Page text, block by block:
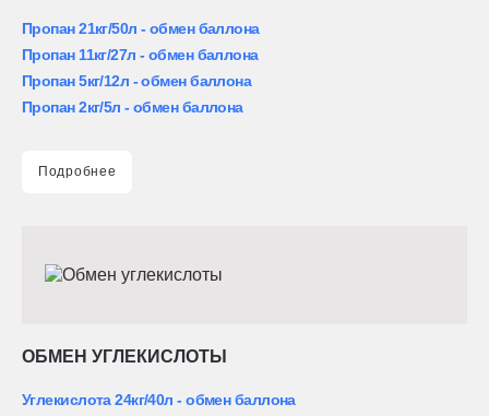
Пропан 21кг/50л - обмен баллона
Пропан 11кг/27л - обмен баллона
Пропан 5кг/12л - обмен баллона
Пропан 2кг/5л - обмен баллона
Подробнее
ОБМЕН УГЛЕКИСЛОТЫ
Углекислота 24кг/40л - обмен баллона